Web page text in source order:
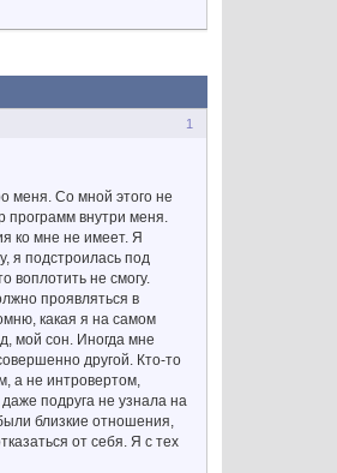
1
меня. Со мной этого не
программ внутри меня.
ко мне не имеет. Я
я подстроилась под
воплотить не смогу.
проявляться в
какая я на самом
мой сон. Иногда мне
другой. Кто-то
а не интровертом,
подруга не узнала на
близкие отношения,
от себя. Я с тех